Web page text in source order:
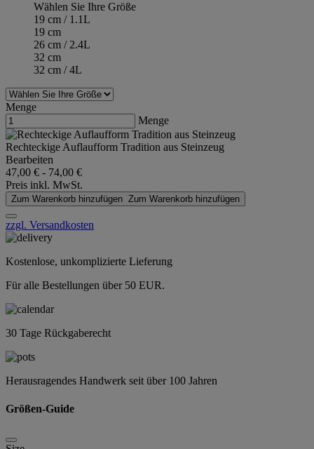
Wählen Sie Ihre Größe
19 cm / 1.1L
19 cm
26 cm / 2.4L
32 cm
32 cm / 4L
Menge
Menge
Rechteckige Auflaufform Tradition aus Steinzeug
Bearbeiten
47,00 € - 74,00 €
Preis inkl. MwSt.
Zum Warenkorb hinzufügen Zum Warenkorb hinzufügen
zzgl. Versandkosten
Kostenlose, unkomplizierte Lieferung
Für alle Bestellungen über 50 EUR.
30 Tage Rückgaberecht
Herausragendes Handwerk seit über 100 Jahren
Größen-Guide